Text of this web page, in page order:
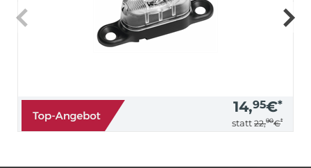
14,95€*
statt 22,90€*